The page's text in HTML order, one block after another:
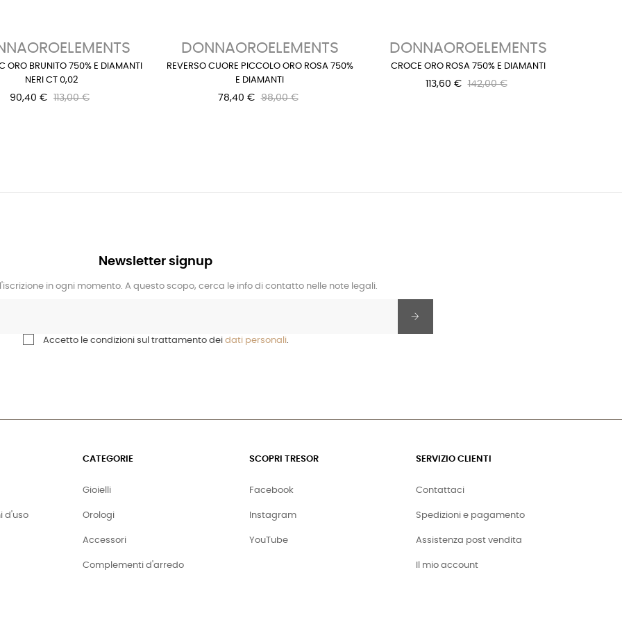
ORO BRUNITO 750% E DIAMANTI
NERI CT 0,02
90,40 € 113,00 €
DONNAOROELEMENTS
REVERSO CUORE PICCOLO ORO ROSA 750%
E DIAMANTI
78,40 € 98,00 €
DONNAOROELEMENTS
CROCE ORO ROSA 750% E DIAMANTI
113,60 € 142,00 €
Newsletter signup
in ogni momento. A questo scopo, cerca le info di contatto nelle note legali.
Accetto le condizioni sul trattamento dei dati personali.
d'uso
CATEGORIE
Gioielli
Orologi
Accessori
Complementi d'arredo
SCOPRI TRESOR
Facebook
Instagram
YouTube
SERVIZIO CLIENTI
Contattaci
Spedizioni e pagamento
Assistenza post vendita
Il mio account